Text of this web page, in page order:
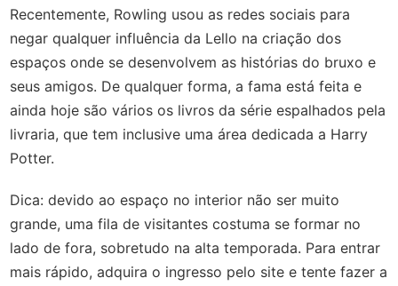
Recentemente, Rowling usou as redes sociais para
negar qualquer influência da Lello na criação dos
espaços onde se desenvolvem as histórias do bruxo e
seus amigos. De qualquer forma, a fama está feita e
ainda hoje são vários os livros da série espalhados pela
livraria, que tem inclusive uma área dedicada a Harry
Potter.
Dica: devido ao espaço no interior não ser muito
grande, uma fila de visitantes costuma se formar no
lado de fora, sobretudo na alta temporada. Para entrar
mais rápido, adquira o ingresso pelo site e tente fazer a